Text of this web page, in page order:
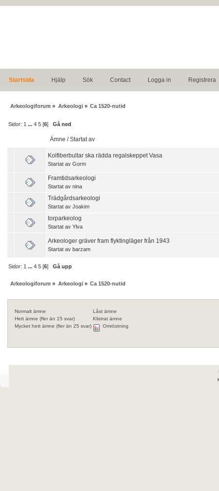
Startsida Hjälp Sök Contact Logga in Registrera
Arkeologiforum » Arkeologi» Ca 1520-nutid
Sidor: 1 ...4 5 [6]Gå ned
Ämne /Startat av
Kolfiberbultar ska rädda regalskeppet Vasa
Startat av Gorm
Framtidsarkeologi
Startat av nina
Trädgårdsarkeologi
Startat av Joakim
torparkeolog
Startat av Ylva
Arkeologer gräver fram flyktingläger från 1943
Startat av barzam
Sidor: 1 ...4 5 [6]Gå upp
Arkeologiforum » Arkeologi» Ca 1520-nutid
Normalt ämne
Hett ämne (fler än 15 svar)
Mycket hett ämne (fler än 25 svar)
Låst ämne
Klistrat ämne
Omröstning